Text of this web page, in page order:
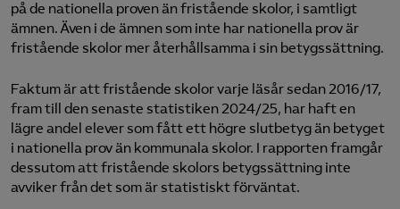
på de nationella proven än fristående skolor, i samtligt
ämnen. Även i de ämnen som inte har nationella prov är
fristående skolor mer återhållsamma i sin betygssättning.
Faktum är att fristående skolor varje läsår sedan 2016/17,
fram till den senaste statistiken 2024/25, har haft en
lägre andel elever som fått ett högre slutbetyg än betyget
i nationella prov än kommunala skolor. I rapporten framgår
dessutom att fristående skolors betygssättning inte
avviker från det som är statistiskt förväntat.